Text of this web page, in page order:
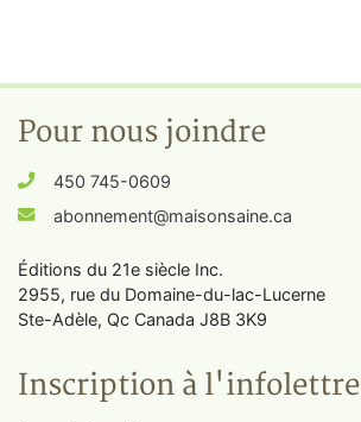
Pour nous joindre
450 745-0609
abonnement@maisonsaine.ca
Éditions du 21e siècle Inc.
2955, rue du Domaine-du-lac-Lucerne
Ste-Adèle, Qc Canada J8B 3K9
Inscription à l'infolettre